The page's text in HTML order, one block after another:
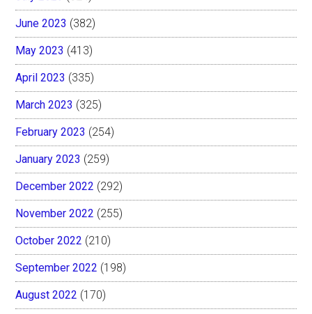
June 2023 (382)
May 2023 (413)
April 2023 (335)
March 2023 (325)
February 2023 (254)
January 2023 (259)
December 2022 (292)
November 2022 (255)
October 2022 (210)
September 2022 (198)
August 2022 (170)